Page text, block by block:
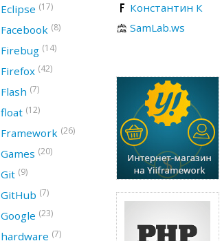
Константин К
SamLab.ws
Eclipse (17)
Facebook (8)
Firebug (14)
Firefox (42)
Flash (7)
float (12)
Framework (26)
Games (20)
Git (9)
GitHub (7)
Google (23)
hardware (7)